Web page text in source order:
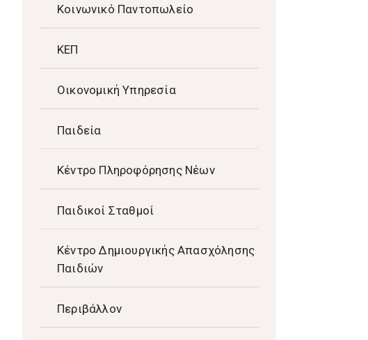
Κοινωνικό Παντοπωλείο
ΚΕΠ
Οικονομική Υπηρεσία
Παιδεία
Κέντρο Πληροφόρησης Νέων
Παιδικοί Σταθμοί
Κέντρο Δημιουργικής Απασχόλησης
Παιδιών
Περιβάλλον